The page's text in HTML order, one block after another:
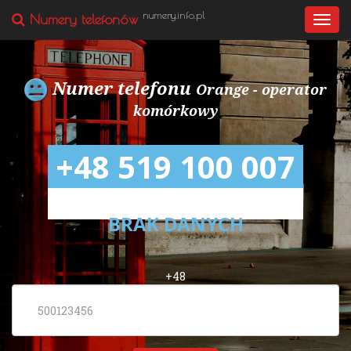
Numery telefonów numery.info.pl
Numer telefonu Orange - operator
komórkowy
+48 519 100 007
BRAK DANYCH
+48